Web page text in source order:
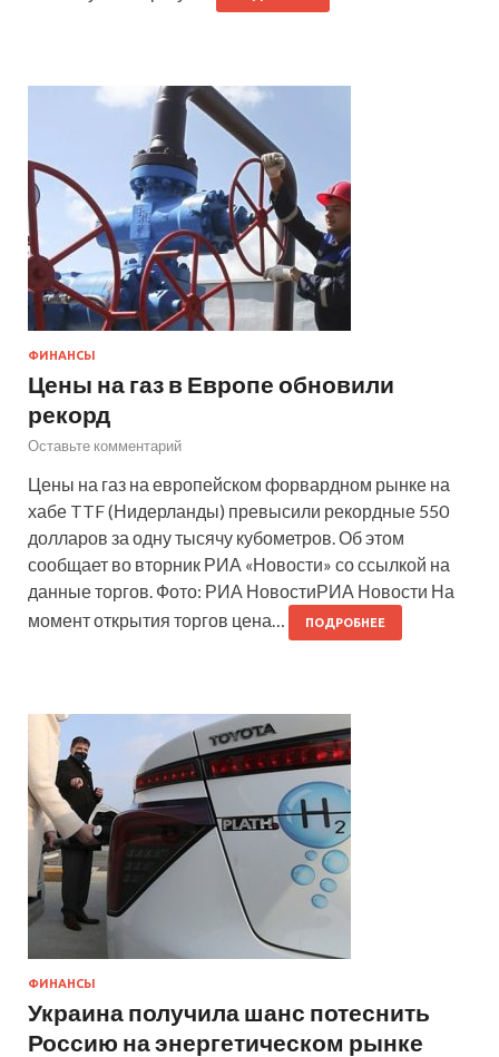
ФИНАНСЫ
Цены на газ в Европе обновили
рекорд
Оставьте комментарий
Цены на газ на европейском форвардном рынке на
хабе TTF (Нидерланды) превысили рекордные 550
долларов за одну тысячу кубометров. Об этом
сообщает во вторник РИА «Новости» со ссылкой на
данные торгов. Фото: РИА НовостиРИА Новости На
момент открытия торгов цена…
ПОДРОБНЕЕ
ФИНАНСЫ
Украина получила шанс потеснить
Россию на энергетическом рынке